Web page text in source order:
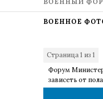
ВОЕННЫЙ
ВОЕННОЕ
Страница1 из 1
Форум
зависеть от пола